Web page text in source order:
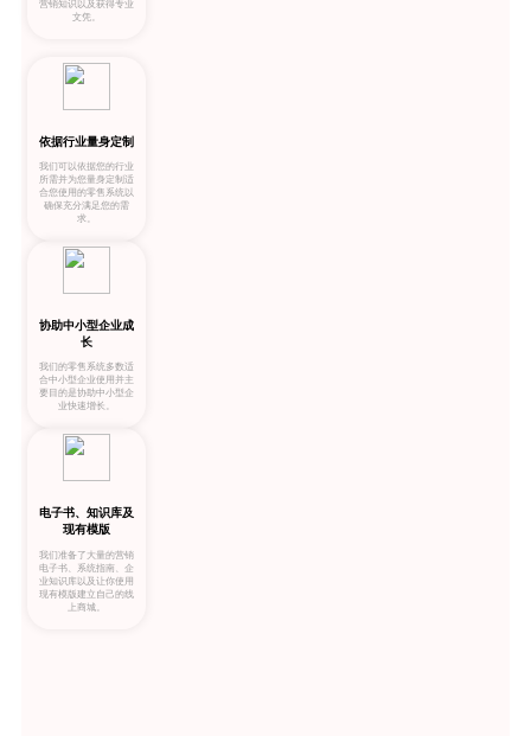
营销知识以及获得专业
文凭。
依据行业量身定制
我们可以依据您的行业
所需并为您量身定制适
合您使用的零售系统以
确保充分满足您的需
求。
协助中小型企业成
长
我们的零售系统多数适
合中小型企业使用并主
要目的是协助中小型企
业快速增长。
电子书、知识库及
现有模版
我们准备了大量的营销
电子书、系统指南、企
业知识库以及让你使用
现有模版建立自己的线
上商城。